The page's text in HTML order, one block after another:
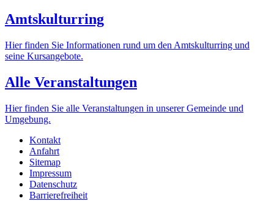
Amtskulturring
Hier finden Sie Informationen rund um den Amtskulturring und
seine Kursangebote.
Alle Veranstaltungen
Hier finden Sie alle Veranstaltungen in unserer Gemeinde und
Umgebung.
Kontakt
Anfahrt
Sitemap
Impressum
Datenschutz
Barrierefreiheit